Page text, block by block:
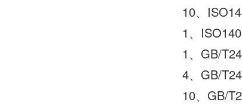
10、
1、
1、GB/
4、GB/
10、GB/